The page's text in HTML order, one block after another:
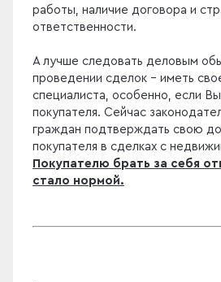
работы, наличие договора и
ответственности.
А лучше следовать деловым
проведении сделок - иметь
специалиста, особенно, если
покупателя. Сейчас
граждан подтверждать свою
покупателя в сделках с
Покупателю брать за себя
стало нормой.